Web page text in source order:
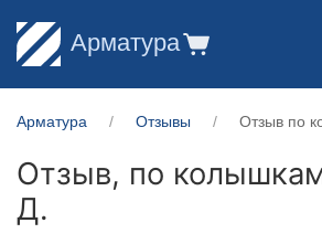
Арматура
Арматура Отзывы Отзыв по
Отзыв, по
Д.